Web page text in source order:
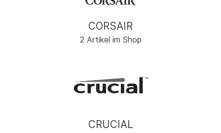
CORSAIR
2 Artikel im Shop
CRUCIAL